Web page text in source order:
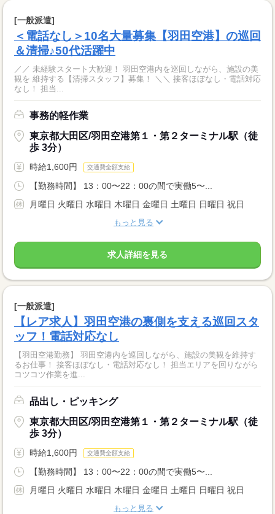
[一般派遣]
＜電話なし＞10名大量募集【羽田空港】の巡回
＆清掃♪50代活躍中
／／ 未経験スタート大歓迎！ 羽田空港内を巡回しながら、施設の美
観を 維持する【清掃スタッフ】募集！ ＼＼ 接客ほぼなし・電話対応
なし！ 担当...
事務的軽作業
東京都大田区/羽田空港第１・第２ターミナル駅（徒
歩 3分）
時給1,600円 交通費全額支給
【勤務時間】 13：00〜22：00の間で実働5〜...
月曜日 火曜日 水曜日 木曜日 金曜日 土曜日 日曜日 祝日
もっと見る
求人詳細を見る
[一般派遣]
【レア求人】羽田空港の裏側を支える巡回スタ
ッフ！電話対応なし
【羽田空港勤務】 羽田空港内を巡回しながら、施設の美観を維持す
るお仕事！ 接客ほぼなし・電話対応なし！ 担当エリアを回りながら
コツコツ作業を進...
品出し・ピッキング
東京都大田区/羽田空港第１・第２ターミナル駅（徒
歩 3分）
時給1,600円 交通費全額支給
【勤務時間】 13：00〜22：00の間で実働5〜...
月曜日 火曜日 水曜日 木曜日 金曜日 土曜日 日曜日 祝日
もっと見る